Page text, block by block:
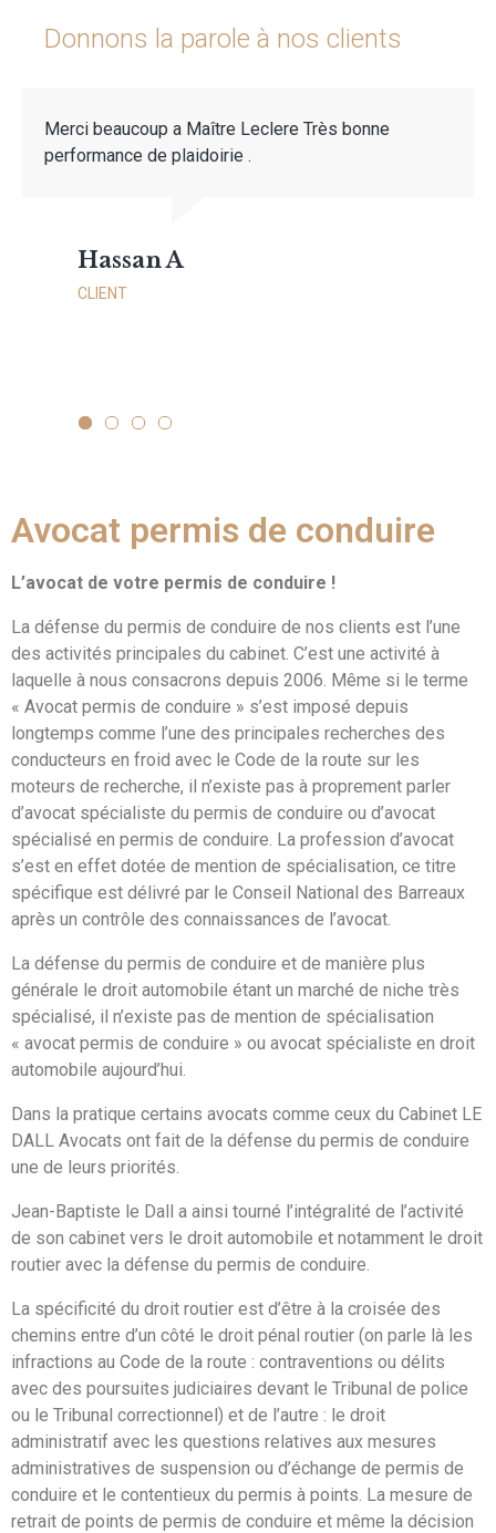
Donnons la parole à nos clients
Un grand merci pour ma défense au tribunal de
Besançon, permis récupéré 👍 je recommande ce
Lilou L.
Avocat permis de conduire
L’avocat de votre permis de conduire !
La défense du permis de conduire de nos clients est l’une
des activités principales du cabinet. C’est une activité à
laquelle à nous consacrons depuis 2006. Même si le terme
« Avocat permis de conduire » s’est imposé depuis
longtemps comme l’une des principales recherches des
conducteurs en froid avec le Code de la route sur les
moteurs de recherche, il n’existe pas à proprement parler
d’avocat spécialiste du permis de conduire ou d’avocat
spécialisé en permis de conduire. La profession d’avocat
s’est en effet dotée de mention de spécialisation, ce titre
spécifique est délivré par le Conseil National des Barreaux
après un contrôle des connaissances de l’avocat.
La défense du permis de conduire et de manière plus
générale le droit automobile étant un marché de niche très
spécialisé, il n’existe pas de mention de spécialisation
« avocat permis de conduire » ou avocat spécialiste en droit
automobile aujourd’hui.
Dans la pratique certains avocats comme ceux du Cabinet LE
DALL Avocats ont fait de la défense du permis de conduire
une de leurs priorités.
Jean-Baptiste le Dall a ainsi tourné l’intégralité de l’activité
de son cabinet vers le droit automobile et notamment le droit
routier avec la défense du permis de conduire.
La spécificité du droit routier est d’être à la croisée des
chemins entre d’un côté le droit pénal routier (on parle là les
infractions au Code de la route : contraventions ou délits
avec des poursuites judiciaires devant le Tribunal de police
ou le Tribunal correctionnel) et de l’autre : le droit
administratif avec les questions relatives aux mesures
administratives de suspension ou d’échange de permis de
conduire et le contentieux du permis à points. La mesure de
retrait de points de permis de conduire et même la décision